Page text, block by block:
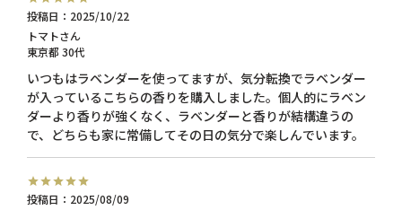
トマト
東京都 30代
投稿日 2025/10/22
いつもはラベンダーを使ってますが、気分転換でラベンダー
が入っているこちらの香りを購入しました。個人的にラベン
ダーより香りが強くなく、ラベンダーと香りが結構違うの
投稿日 2025/08/09